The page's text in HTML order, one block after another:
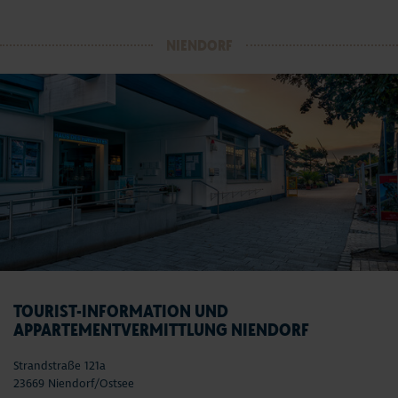
TOURIST-INFORMATION UND
APPARTEMENTVERMITTLUNG NIENDORF
Strandstraße 121a
23669 Niendorf/Ostsee